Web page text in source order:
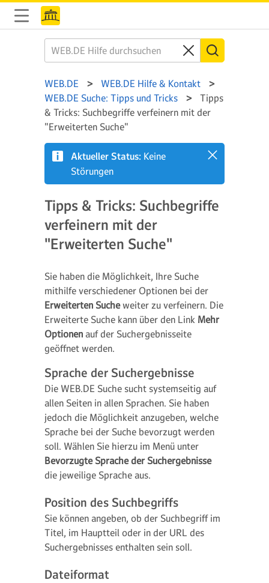
WEB.DE
WEB.DE Hilfe & Kontakt
WEB.DE Suche: Tipps und Tricks
Tipps
& Tricks: Suchbegriffe verfeinern mit der
"Erweiterten Suche"
Aktueller Status: Keine
Störungen
Tipps & Tricks: Suchbegriffe
verfeinern mit der
"Erweiterten Suche"
Sie haben die Möglichkeit, Ihre Suche
mithilfe verschiedener Optionen bei der
Erweiterten Sucheweiter zu verfeinern. Die
Erweiterte Suche kann über den Link Mehr
Optionen auf der Suchergebnisseite
geöffnet werden.
Sprache der Suchergebnisse
Die WEB.DE Suche sucht systemseitig auf
allen Seiten in allen Sprachen. Sie haben
jedoch die Möglichkeit anzugeben, welche
Sprache bei der Suche bevorzugt werden
soll. Wählen Sie hierzu im Menü unter
Bevorzugte Sprache der Suchergebnisse
die jeweilige Sprache aus.
Position des Suchbegriffs
Sie können angeben, ob der Suchbegriff im
Titel, im Hauptteil oder in der URL des
Suchergebnisses enthalten sein soll.
Dateiformat